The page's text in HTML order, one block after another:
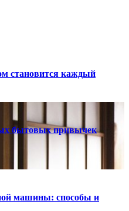
становится каждый
бытовых привычек
машины: способы и